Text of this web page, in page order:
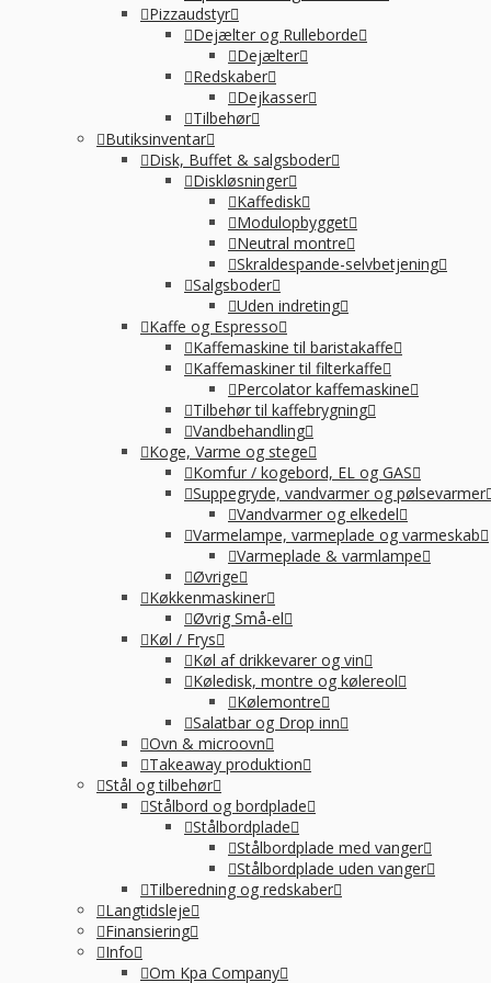
Pizzaudstyr
Dejælter og Rulleborde
Dejælter
Redskaber
Dejkasser
Tilbehør
Butiksinventar
Disk, Buffet & salgsboder
Diskløsninger
Kaffedisk
Modulopbygget
Neutral montre
Skraldespande-selvbetjening
Salgsboder
Uden indreting
Kaffe og Espresso
Kaffemaskine til baristakaffe
Kaffemaskiner til filterkaffe
Percolator kaffemaskine
Tilbehør til kaffebrygning
Vandbehandling
Koge, Varme og stege
Komfur / kogebord, EL og GAS
Suppegryde, vandvarmer og pølsevarmer
Vandvarmer og elkedel
Varmelampe, varmeplade og varmeskab
Varmeplade & varmlampe
Øvrige
Køkkenmaskiner
Øvrig Små-el
Køl / Frys
Køl af drikkevarer og vin
Køledisk, montre og kølereol
Kølemontre
Salatbar og Drop inn
Ovn & microovn
Takeaway produktion
Stål og tilbehør
Stålbord og bordplade
Stålbordplade
Stålbordplade med vanger
Stålbordplade uden vanger
Tilberedning og redskaber
Langtidsleje
Finansiering
Info
Om Kpa Company
-